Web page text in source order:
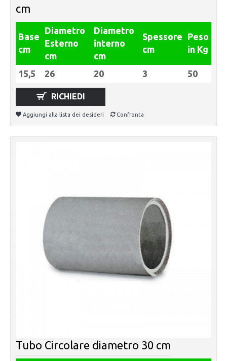
cm
Base
cm
Diametro
Esterno
cm
Diametro
interno
cm
Spessore
cm
Peso
in Kg
15,5 26 20 3 50
RICHIEDI
Aggiungi alla lista dei desideri Confronta
Tubo Circolare diametro 30 cm